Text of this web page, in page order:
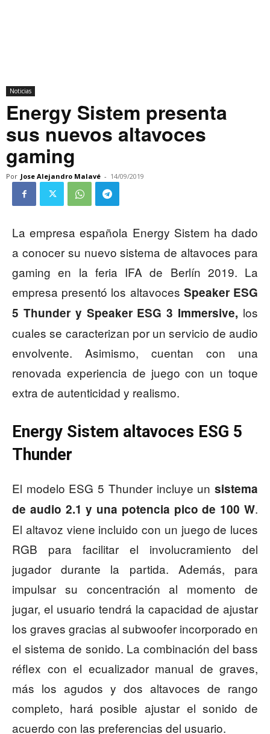
Noticias
Energy Sistem presenta
sus nuevos altavoces
gaming
Por Jose Alejandro Malavé - 14/09/2019
La empresa española Energy Sistem ha dado
a conocer su nuevo sistema de altavoces para
gaming en la feria IFA de Berlín 2019. La
empresa presentó los altavoces Speaker ESG
5 Thunder y Speaker ESG 3 Immersive, los
cuales se caracterizan por un servicio de audio
envolvente. Asimismo, cuentan con una
renovada experiencia de juego con un toque
extra de autenticidad y realismo.
Energy Sistem altavoces ESG 5
Thunder
El modelo ESG 5 Thunder incluye un sistema
de audio 2.1 y una potencia pico de 100 W.
El altavoz viene incluido con un juego de luces
RGB para facilitar el involucramiento del
jugador durante la partida. Además, para
impulsar su concentración al momento de
jugar, el usuario tendrá la capacidad de ajustar
los graves gracias al subwoofer incorporado en
el sistema de sonido. La combinación del bass
réflex con el ecualizador manual de graves,
más los agudos y dos altavoces de rango
completo, hará posible ajustar el sonido de
acuerdo con las preferencias del usuario.